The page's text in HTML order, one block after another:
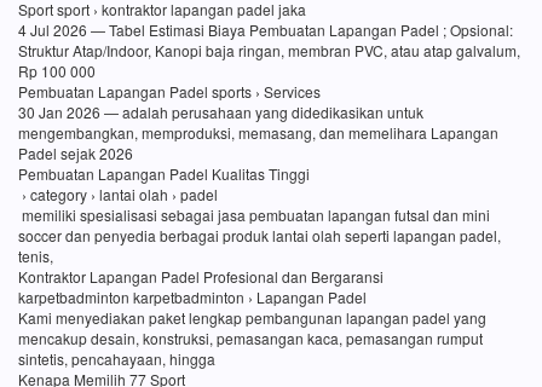
Sport sport › kontraktor lapangan padel jaka
4 Jul 2026 — Tabel Estimasi Biaya Pembuatan Lapangan Padel ; Opsional:
Struktur Atap/Indoor, Kanopi baja ringan, membran PVC, atau atap galvalum,
Rp 100 000
Pembuatan Lapangan Padel sports › Services
30 Jan 2026 — adalah perusahaan yang didedikasikan untuk
mengembangkan, memproduksi, memasang, dan memelihara Lapangan
Padel sejak 2026
Pembuatan Lapangan Padel Kualitas Tinggi
› category › lantai olah › padel
memiliki spesialisasi sebagai jasa pembuatan lapangan futsal dan mini
soccer dan penyedia berbagai produk lantai olah seperti lapangan padel,
tenis,
Kontraktor Lapangan Padel Profesional dan Bergaransi
karpetbadminton karpetbadminton › Lapangan Padel
Kami menyediakan paket lengkap pembangunan lapangan padel yang
mencakup desain, konstruksi, pemasangan kaca, pemasangan rumput
sintetis, pencahayaan, hingga
Kenapa Memilih 77 Sport